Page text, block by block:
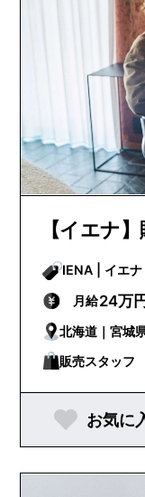
【イエナ
IENA | イエナ
月給24万
北海道｜宮城
県｜京都府｜
本県
販売スタッフ
お気に